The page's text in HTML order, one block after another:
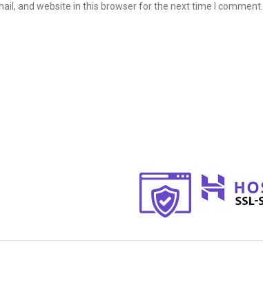
and website in this browser for the next time I comment.